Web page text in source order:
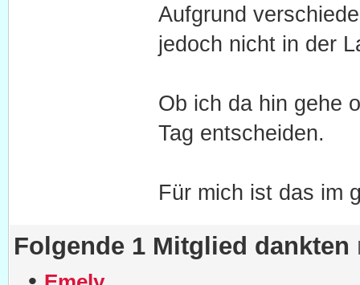
Aufgrund
jedoch nicht in der
Ob ich da hin gehe
Tag entscheiden.
Für mich ist das im
Folgende 1 Mitglied dankten